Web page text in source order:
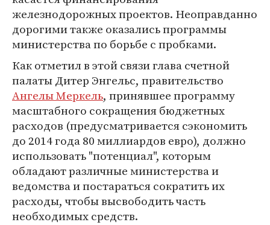
железнодорожных проектов. Неоправданно
дорогими также оказались программы
министерства по борьбе с пробками.
Как отметил в этой связи глава счетной
палаты Дитер Энгельс, правительство
Ангелы Меркель, принявшее программу
масштабного сокращения бюджетных
расходов (предусматривается сэкономить
до 2014 года 80 миллиардов евро), должно
использовать "потенциал", которым
обладают различные министерства и
ведомства и постараться сократить их
расходы, чтобы высвободить часть
необходимых средств.